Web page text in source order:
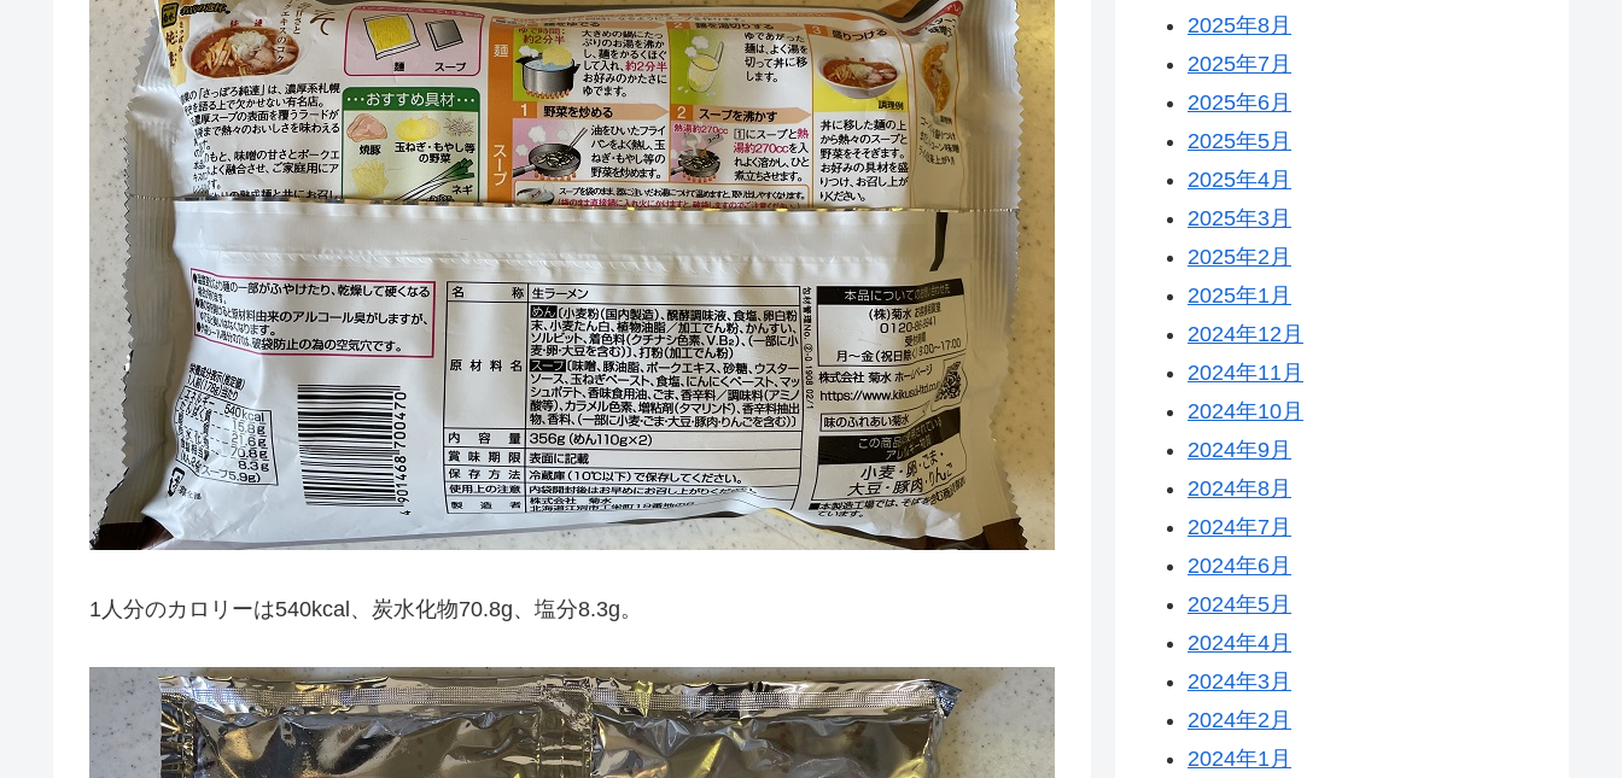
1人分のカロリーは540kcal、炭水化物70.8g、塩分8.3g。
2025年8月
2025年7月
2025年6月
2025年5月
2025年4月
2025年3月
2025年2月
2025年1月
2024年12月
2024年11月
2024年10月
2024年9月
2024年8月
2024年7月
2024年6月
2024年5月
2024年4月
2024年3月
2024年2月
2024年1月